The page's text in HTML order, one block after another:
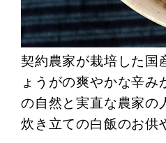
契約農家が栽培した国
ょうがの爽やかな辛み
の自然と実直な農家の
炊き立ての白飯のお供